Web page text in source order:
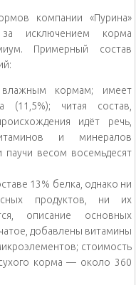
компании «Пурина»
исключением корма
Примерный состав
кормам; имеет
(11,5%); читая состав,
идёт речь,
и минералов
паучи весом восемьдесят
13% белка, однако ни
продуктов, ни их
описание основных
добавлены витамины
стоимость
корма — около 360